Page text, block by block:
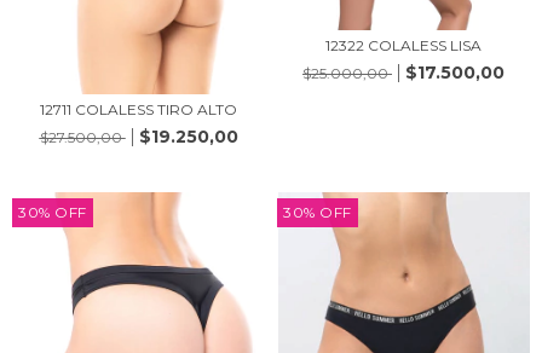
12711 COLALESS TIRO ALTO
$27.500,00
$19.250,00
12322 COLALESS LISA
$25.000,00
$17.500,00
30% OFF 30% OFF